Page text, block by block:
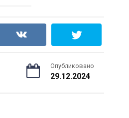
Опубликовано
29.12.2024